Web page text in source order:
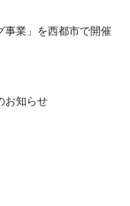
事業」を西都市で開催
お知らせ